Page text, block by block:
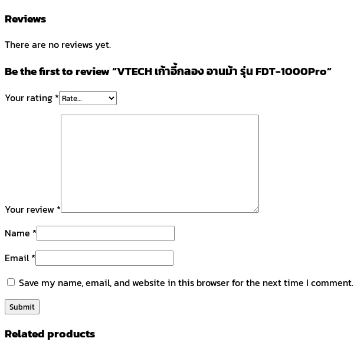
Reviews
There are no reviews yet.
Be the first to review “VTECH เก้าอี้กลอง อานม้า รุ่น FDT-1000Pro”
Your rating *
Your review *
Name *
Email*
Save my name, email, and website in this browser for the next time I comment.
Related products